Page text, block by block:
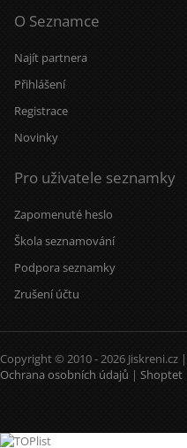
O Seznamce
Najít partnera
Přihlášení
Registrace
Novinky
Pro uživatele seznamky
Zapomenuté heslo
Škola seznamování
Podpora seznamky
Zrušení účtu
Copyright © 2010 - 2026 Jiskreni.cz |
Ochrana osobních údajů | Shoptet